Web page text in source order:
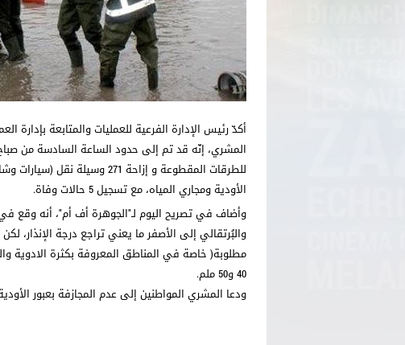
أكدّ رئيس الإدارة الفرعية للعمليات والمتابعة بإدارة
الأودية ومجاري المياه، مع تسجيل 5 حالات وفاة.
وأضاف في تصريح اليوم لـ"الجوهرة أف أم"، أنه وقع في
والبُرتقالي إلى الأصفر ما يعني تراجع درجة
مطلوبة( خاصة في المناطق المعروفة بكثرة الادوية
40 و50 ملم.
ودعا المشري المواطنين إلى عدم المجازفة بعبور